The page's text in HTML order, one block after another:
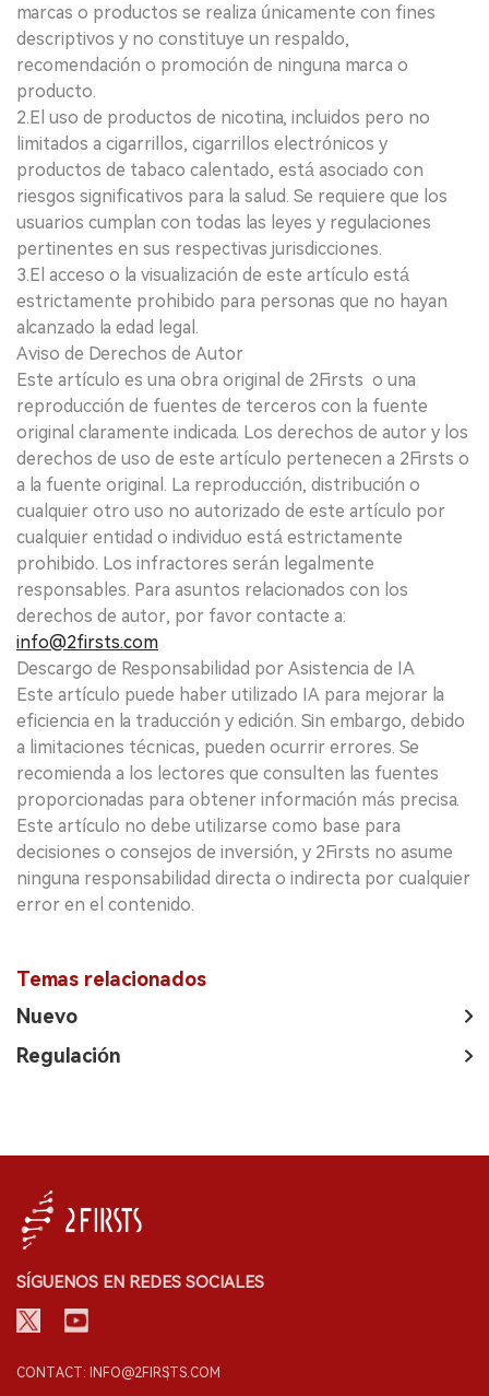
marcas o productos se realiza únicamente con fines
descriptivos y no constituye un respaldo,
recomendación o promoción de ninguna marca o
producto.
2.El uso de productos de nicotina, incluidos pero no
limitados a cigarrillos, cigarrillos electrónicos y
productos de tabaco calentado, está asociado con
riesgos significativos para la salud. Se requiere que los
usuarios cumplan con todas las leyes y regulaciones
pertinentes en sus respectivas jurisdicciones.
3.El acceso o la visualización de este artículo está
estrictamente prohibido para personas que no hayan
alcanzado la edad legal.
Aviso de Derechos de Autor
Este artículo es una obra original de 2Firsts o una
reproducción de fuentes de terceros con la fuente
original claramente indicada. Los derechos de autor y los
derechos de uso de este artículo pertenecen a 2Firsts o
a la fuente original. La reproducción, distribución o
cualquier otro uso no autorizado de este artículo por
cualquier entidad o individuo está estrictamente
prohibido. Los infractores serán legalmente
responsables. Para asuntos relacionados con los
derechos de autor, por favor contacte a:
info@2firsts.com
Descargo de Responsabilidad por Asistencia de IA
Este artículo puede haber utilizado IA para mejorar la
eficiencia en la traducción y edición. Sin embargo, debido
a limitaciones técnicas, pueden ocurrir errores. Se
recomienda a los lectores que consulten las fuentes
proporcionadas para obtener información más precisa.
Este artículo no debe utilizarse como base para
decisiones o consejos de inversión, y 2Firsts no asume
ninguna responsabilidad directa o indirecta por cualquier
error en el contenido.
Temas relacionados
Nuevo
Regulación
SÍGUENOS EN REDES SOCIALES
CONTACT: INFO@2FIRSTS.COM